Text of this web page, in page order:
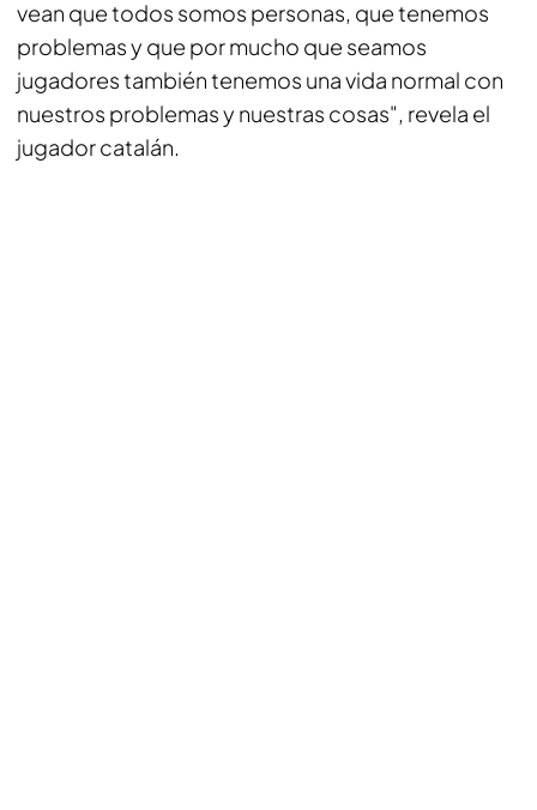
vean que todos somos personas, que tenemos
problemas y que por mucho que seamos
jugadores también tenemos una vida normal con
nuestros problemas y nuestras cosas", revela el
jugador catalán.